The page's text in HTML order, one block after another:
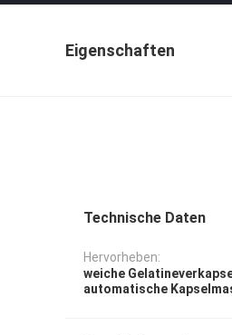
Eigenschaften
Technische Daten
Hervorheben:
weiche
automatische